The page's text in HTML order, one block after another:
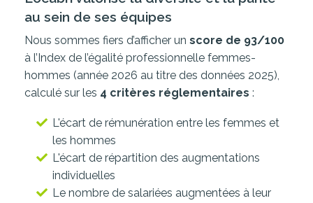
au sein de ses équipes
Nous sommes fiers d’afficher un score de 93/100
à l’Index de l’égalité professionnelle femmes-
hommes (année 2026 au titre des données 2025),
calculé sur les 4 critères réglementaires :
L'écart de rémunération entre les femmes et
les hommes
L'écart de répartition des augmentations
individuelles
Le nombre de salariées augmentées à leur